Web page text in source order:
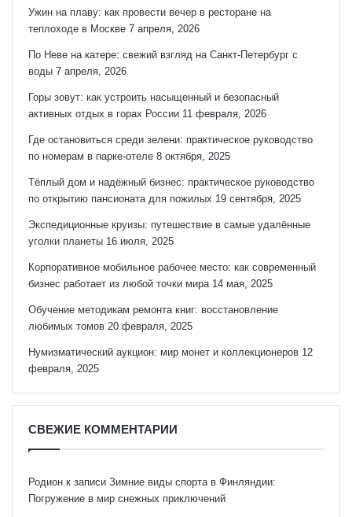
Ужин на плаву: как провести вечер в ресторане на
теплоходе в Москве 7 апреля, 2026
По Неве на катере: свежий взгляд на Санкт‑Петербург с
воды 7 апреля, 2026
Горы зовут: как устроить насыщенный и безопасный
активных отдых в горах России 11 февраля, 2026
Где остановиться среди зелени: практическое руководство
по номерам в парке-отеле 8 октября, 2025
Тёплый дом и надёжный бизнес: практическое руководство
по открытию пансионата для пожилых 19 сентября, 2025
Экспедиционные круизы: путешествие в самые удалённые
уголки планеты 16 июля, 2025
Корпоративное мобильное рабочее место: как современный
бизнес работает из любой точки мира 14 мая, 2025
Обучение методикам ремонта книг: восстановление
любимых томов 20 февраля, 2025
Нумизматический аукцион: мир монет и коллекционеров 12
февраля, 2025
СВЕЖИЕ КОММЕНТАРИИ
Родион к записи Зимние виды спорта в Финляндии:
Погружение в мир снежных приключений